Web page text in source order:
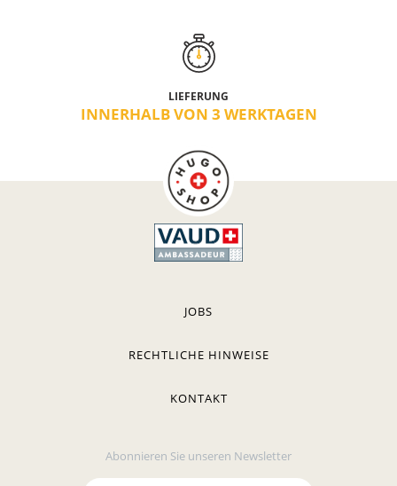
LIEFERUNG
INNERHALB VON 3 WERKTAGEN
JOBS
RECHTLICHE HINWEISE
KONTAKT
Abonnieren Sie unseren Newsletter